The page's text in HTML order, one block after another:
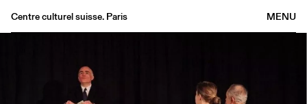
MENU
Centre culturel suisse. Paris